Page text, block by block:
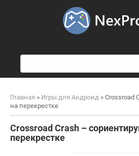
о
и
к
Главная » Игры для Андроид » Crossroad
на перекрестке
Crossroad Crash –
перекрестке